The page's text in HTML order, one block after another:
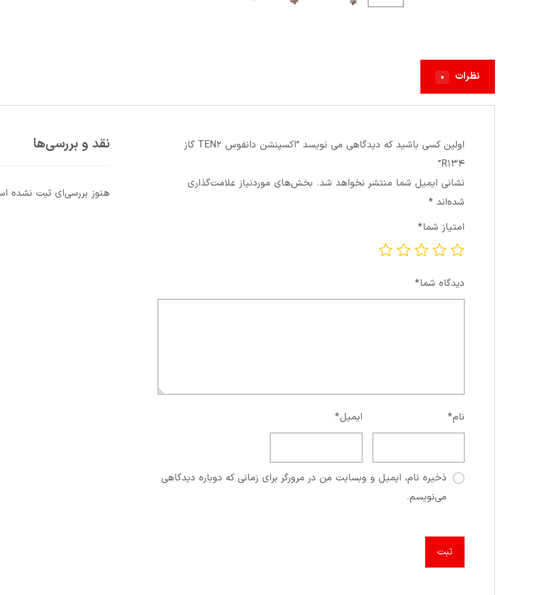
نظرات ۰
نقد و بررسی‌ها
هنوز بررسی‌ای ثبت نشده
اولین کسی باشید که دیدگاهی می نویسد “اکسپنشن دانفوس TEN۲ گاز
R۱۳۴”
نشانی ایمیل شما منتشر نخواهد شد. بخش‌های موردنیاز علامت‌گذاری
شده‌اند*
امتیاز شما*
دیدگاه شما*
نام* ایمیل*
ذخیره نام، ایمیل و وبسایت من در مرورگر برای زمانی که دوباره دیدگاهی
می‌نویسم.